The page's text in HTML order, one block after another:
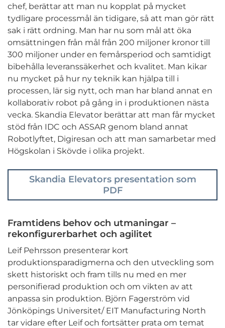
chef, berättar att man nu kopplat på mycket
tydligare processmål än tidigare, så att man gör rätt
sak i rätt ordning. Man har nu som mål att öka
omsättningen från mål från 200 miljoner kronor till
300 miljoner under en femårsperiod och samtidigt
bibehålla leveranssäkerhet och kvalitet. Man kikar
nu mycket på hur ny teknik kan hjälpa till i
processen, lär sig nytt, och man har bland annat en
kollaborativ robot på gång in i produktionen nästa
vecka. Skandia Elevator berättar att man får mycket
stöd från IDC och ASSAR genom bland annat
Robotlyftet, Digiresan och att man samarbetar med
Högskolan i Skövde i olika projekt.
Skandia Elevators presentation som
PDF
Framtidens behov och utmaningar –
rekonfigurerbarhet och agilitet
Leif Pehrsson presenterar kort
produktionsparadigmerna och den utveckling som
skett historiskt och fram tills nu med en mer
personifierad produktion och om vikten av att
anpassa sin produktion. Björn Fagerström vid
Jönköpings Universitet/ EIT Manufacturing North
tar vidare efter Leif och fortsätter prata om temat